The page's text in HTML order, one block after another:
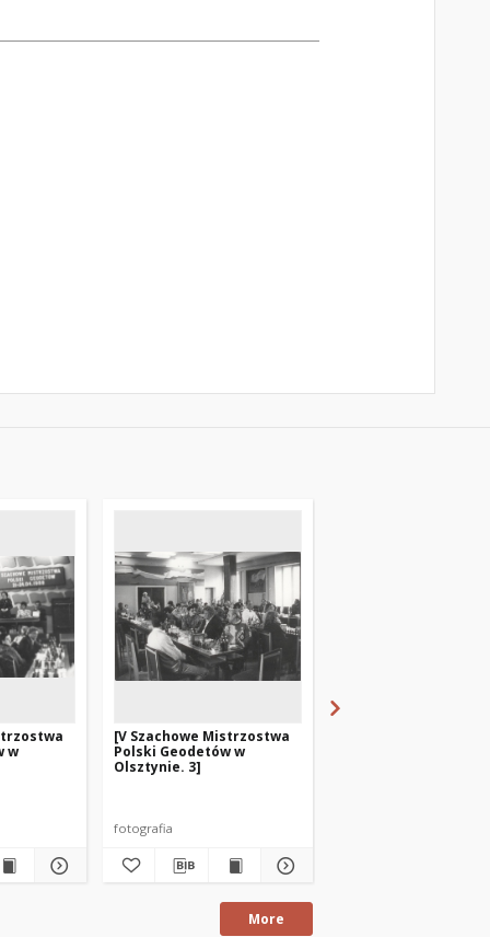
w
[V Szachowe Mistrzostwa
Polski Geodetów w
Olsztynie. 3]
fotografia
More